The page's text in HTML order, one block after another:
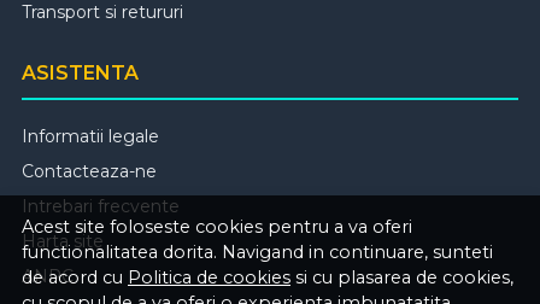
Acest site foloseste cookies pentru a va oferi
functionalitatea dorita. Navigand in continuare, sunteti
de acord cu Politica de cookies si cu plasarea de cookies,
Transport si retururi
ASISTENTA
Informatii legale
Contacteaza-ne
Intrebari frecvente
Harta site
ANPC